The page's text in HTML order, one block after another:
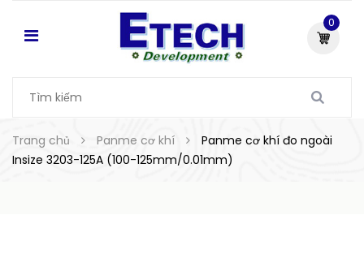
0
Trang chủ Panme cơ khí
Panme cơ khí đo ngoài
Insize 3203-125A (100-125mm/0.01mm)